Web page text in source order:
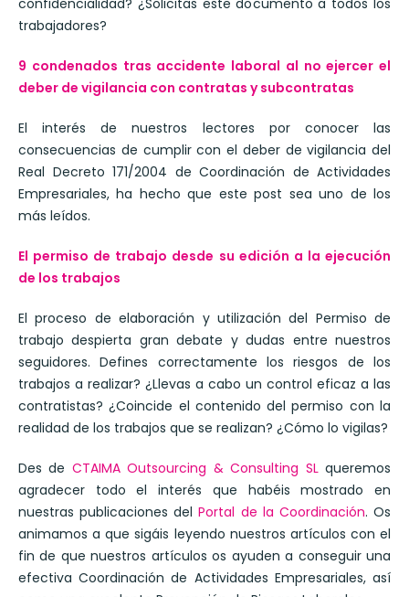
trabajadores?
9 condenados tras accidente laboral al no ejercer el
deber de vigilancia con contratas y subcontratas
El interés de nuestros lectores por conocer las
consecuencias de cumplir con el deber de vigilancia del
Real Decreto 171/2004 de Coordinación de Actividades
Empresariales, ha hecho que este post sea uno de los
más leídos.
El permiso de trabajo desde su edición a la ejecución
de los trabajos
El proceso de elaboración y utilización del Permiso de
trabajo despierta gran debate y dudas entre nuestros
seguidores. Defines correctamente los riesgos de los
trabajos a realizar? ¿Llevas a cabo un control eficaz a las
contratistas? ¿Coincide el contenido del permiso con la
realidad de los trabajos que se realizan? ¿Cómo lo vigilas?
Des de CTAIMA Outsourcing & Consulting SLqueremos
agradecer todo el interés que habéis mostrado en
nuestras publicaciones delPortal de la Coordinación. Os
animamos a que sigáis leyendo nuestros artículos con el
fin de que nuestros artículos os ayuden a conseguir una
efectiva Coordinación de Actividades Empresariales, así